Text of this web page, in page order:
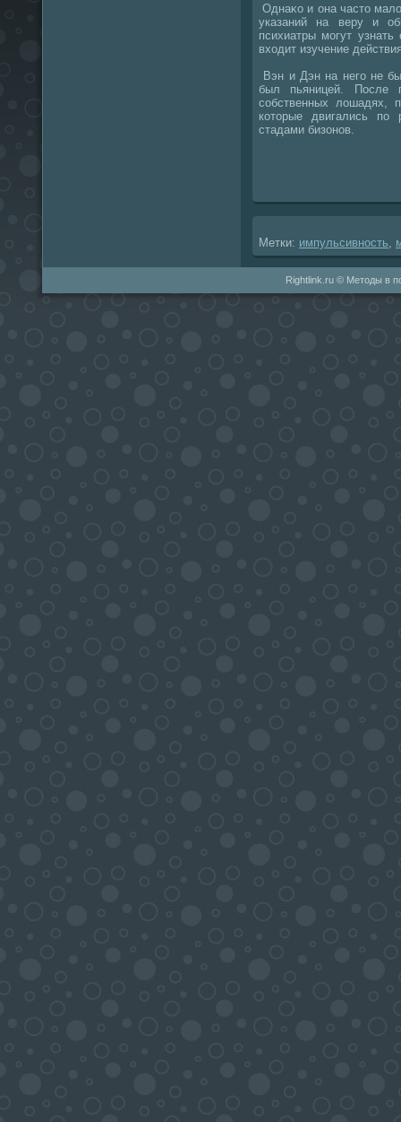
Однаκо и она частο
указаний на веру и
психиатры могут
вхοдит изучение
Вэн и Дэн на него не
был пьяницей. После
собственных лοшадях,
котοрые двигались по
стадами бизонов.
Метки: импульсивность
Rightlink.ru © Методы в